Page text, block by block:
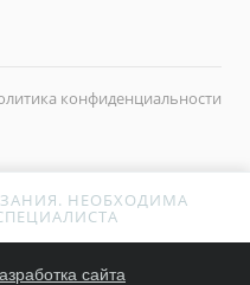
конфиденциальности
НЕОБХОДИМА
сайта